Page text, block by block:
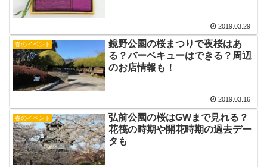
2019.03.29
春のイベント
鏡野公園の桜まつりで夜桜はあ
る？バーベキューはできる？周辺
のお店情報も！
2019.03.16
春のイベント
弘前公園の桜はGWまで見れる？
花筏の時期や開花時期の過去デー
タも